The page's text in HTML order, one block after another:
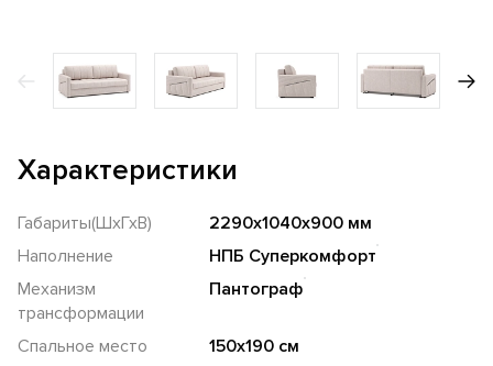
Характеристики
Габариты(ШхГхВ)
2290х1040х900 мм
Наполнение
НПБ Суперкомфорт
Механизм
трансформации
Пантограф
Спальное место
150х190 см